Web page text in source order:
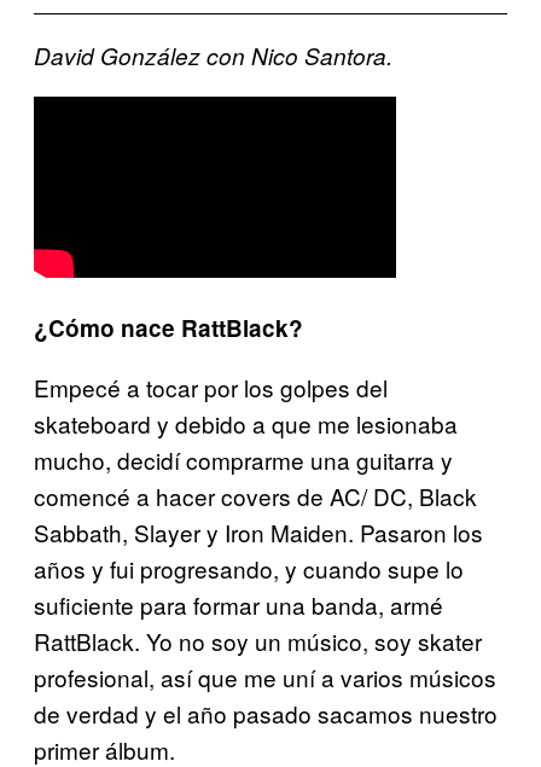
David González con Nico Santora.
¿Cómo nace RattBlack?
Empecé a tocar por los golpes del
skateboard y debido a que me lesionaba
mucho, decidí comprarme una guitarra y
comencé a hacer covers de AC/ DC, Black
Sabbath, Slayer y Iron Maiden. Pasaron los
años y fui progresando, y cuando supe lo
suficiente para formar una banda, armé
RattBlack. Yo no soy un músico, soy skater
profesional, así que me uní a varios músicos
de verdad y el año pasado sacamos nuestro
primer álbum.